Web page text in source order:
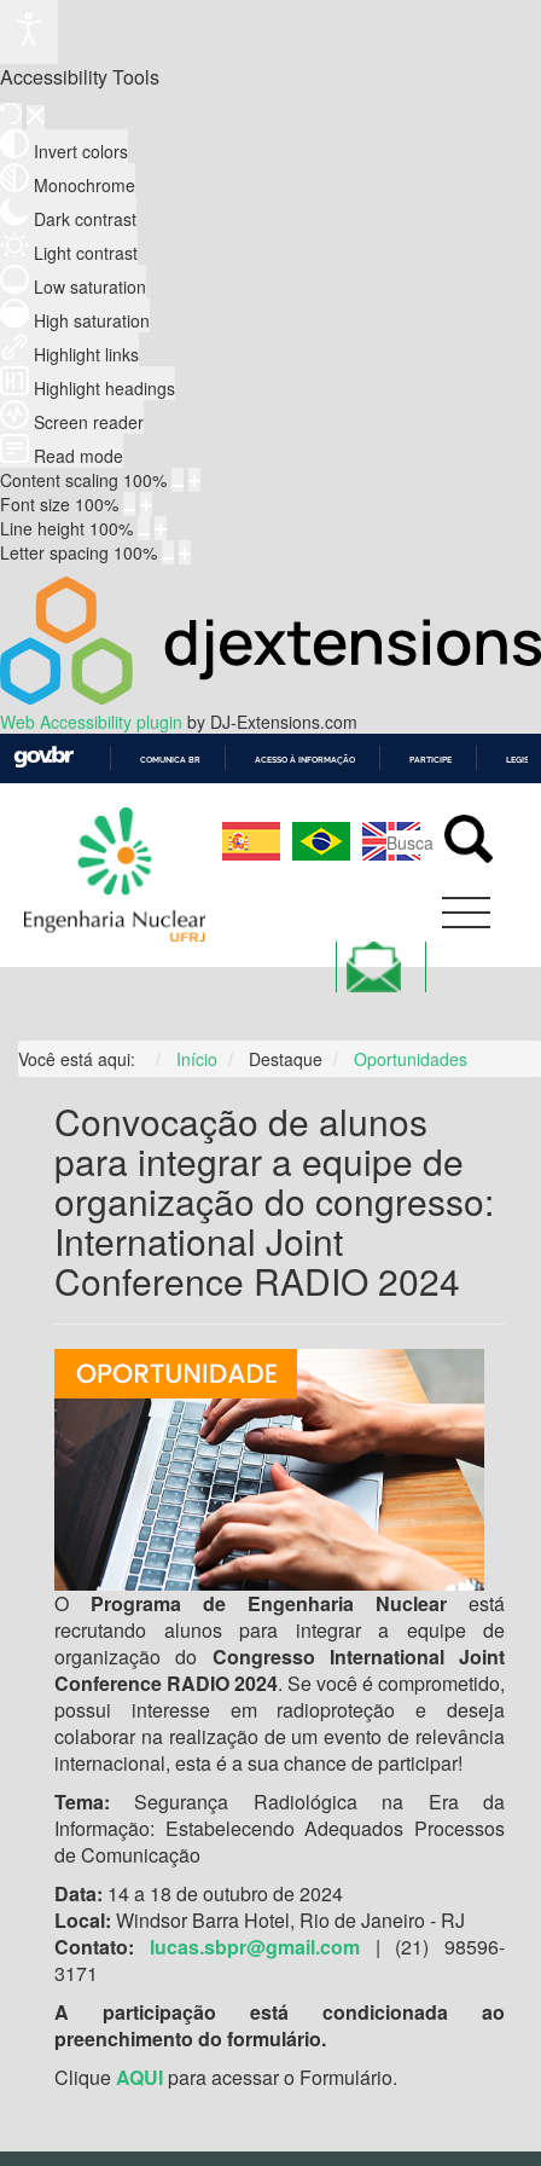
Accessibility Tools
Invert colors
Monochrome
Dark contrast
Light contrast
Low saturation
High saturation
Highlight links
Highlight headings
Screen reader
Read mode
Content scaling 100%
Font size 100%
Line height 100%
Letter spacing 100%
Web Accessibility plugin by DJ-Extensions.com
CONTEÚDO
COMUNICA BR ACESSO À INFORMAÇÃO PARTICIPE
Você está aqui: Início Destaque Oportunidades
Convocação de alunos
para integrar a equipe de
organização do congresso:
International Joint
Conference RADIO 2024
O Programa de Engenharia Nuclear está
recrutando alunos para integrar a equipe de
organização do Congresso International Joint
Conference RADIO 2024. Se você é comprometido,
possui interesse em radioproteção e deseja
colaborar na realização de um evento de relevância
internacional, esta é a sua chance de participar!
Tema: Segurança Radiológica na Era da
Informação: Estabelecendo Adequados Processos
de Comunicação
Data: 14 a 18 de outubro de 2024
Local: Windsor Barra Hotel, Rio de Janeiro - RJ
Contato:
lucas.sbpr@gmail.com| (21) 98596-
3171
A participação está condicionada ao
preenchimento do formulário.
CliqueAQUI para acessar o Formulário.